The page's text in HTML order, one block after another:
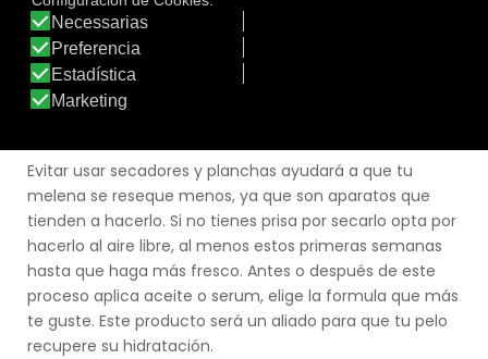
estropeada, a la hora de aplicar según que productos sí
que hay que tener en cuenta nuestro tipo de pelo.
Cuando apliquemos un acondicionador de medios a
puntas o una mascarilla, dos veces por semana para un
cabello será suficiente en cambio, un pelo normal o
Evitar usar secadores y planchas ayudará a que tu
melena se reseque menos, ya que son aparatos que
tienden a hacerlo. Si no tienes prisa por secarlo opta por
hacerlo al aire libre, al menos estos primeras semanas
hasta que haga más fresco. Antes o después de este
proceso aplica aceite o serum, elige la formula que más
te guste. Este producto será un aliado para que tu pelo
recupere su hidratación.